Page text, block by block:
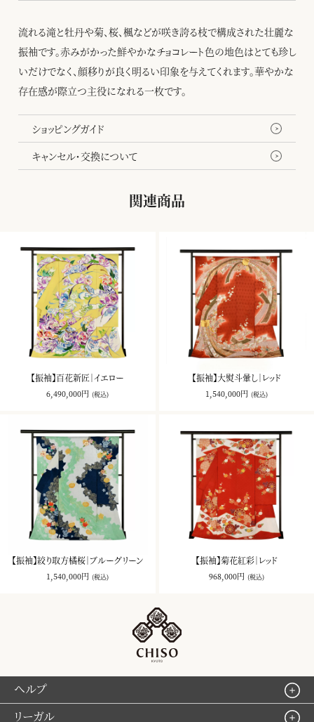
流れる滝と牡丹や菊、桜、楓などが咲き誇る枝で構成された壮麗な
振袖です。赤みがかった鮮やかなチョコレート色の地色はとても珍し
いだけでなく、顔移りが良く明るい印象を与えてくれます。華やかな
存在感が際立つ主役になれる一枚です。
ショッピングガイド
キャンセル・交換について
関連商品
【振袖】百花新匠｜イエロー
6,490,000円 (税込)
【振袖】大熨斗暈し｜レッド
1,540,000円 (税込)
【振袖】絞り取方橘桜｜ブルーグリーン
1,540,000円 (税込)
【振袖】菊花紅彩｜レッド
968,000円 (税込)
ヘルプ
リーガル